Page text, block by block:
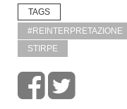
TAGS
#REINTERPRETAZIONE
STIRPE